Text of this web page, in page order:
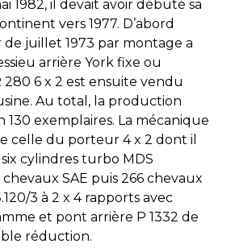
1982, il devait avoir débuté sa
vers 1977. D’abord
de juillet 1973 par montage a
arrière York fixe ou
280 6 x 2 est ensuite vendu
Au total, la production
130 exemplaires. La mécanique
celle du porteur 4 x 2 dont il
cylindres turbo MDS
SAE puis 266 chevaux
3 à 2 x 4 rapports avec
et pont arrière P 1332 de
réduction.